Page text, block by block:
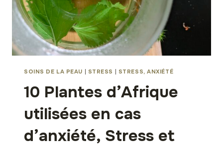
SOINS DE LA PEAU STRESS STRESS, ANXIÉTÉ
10 Plantes d’Afrique
utilisées en cas
d’anxiété, Stress et